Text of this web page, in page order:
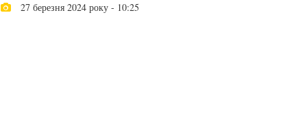
27 березня 2024 року - 10:25